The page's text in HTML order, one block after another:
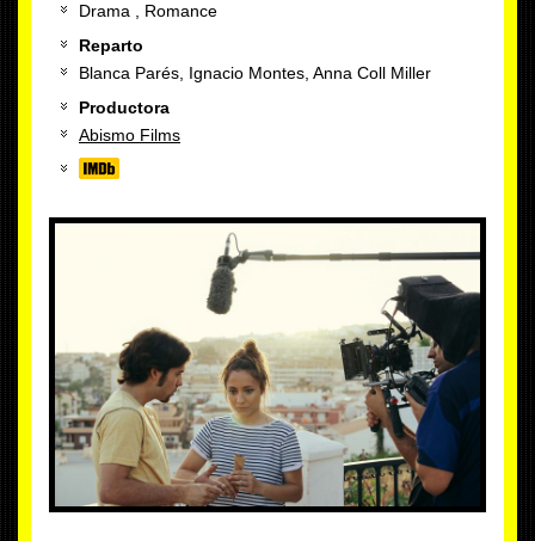
Drama , Romance
Reparto
Blanca Parés, Ignacio Montes, Anna Coll Miller
Productora
Abismo Films